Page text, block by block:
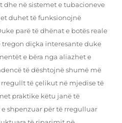
dhe në sistemet e tubacioneve
duhet të funksionojnë
parë të dhënat e botës reale
diçka interesante duke
e bëra nga aliazhet e
të dështojnë shumë më
të çelikut në mjedise të
praktike këtu janë të
shpenzuar për të rregulluar